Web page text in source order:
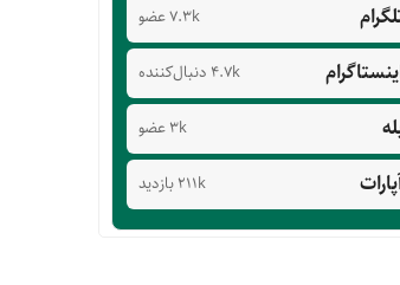
7.3k عضو
4.7k دنبال‌کننده
3k عضو
211k بازدید